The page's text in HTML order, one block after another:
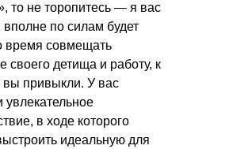
то не торопитесь — я вас
по силам будет
время совмещать
своего детища и работу, к
вы привыкли. У вас
увлекательное
в ходе которого
идеальную для